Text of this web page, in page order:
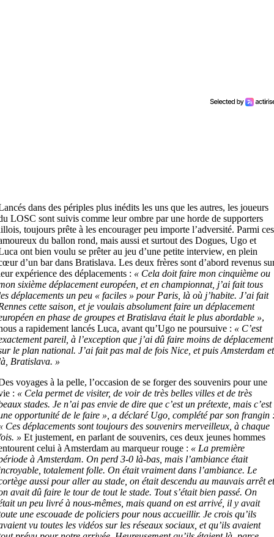
dans des périples plus inédits les uns que les autres, les joueurs
LOSC sont suivis comme leur ombre par une horde de supporters
toujours prête à les encourager peu importe l’adversité. Parmi ces
du ballon rond, mais aussi et surtout des Dogues, Ugo et
ont bien voulu se prêter au jeu d’une petite interview, en plein
d’un bar dans Bratislava. Les deux frères sont d’abord revenus
expérience des déplacements : « Cela doit faire mon cinquième ou
sixième déplacement européen, et en championnat, j’ai fait tous
déplacements un peu « faciles » pour Paris, là où j’habite. J’ai fait
cette saison, et je voulais absolument faire un déplacement
en phase de groupes et Bratislava était le plus abordable »,
a rapidement lancés Luca, avant qu’Ugo ne poursuive : « C’est
pareil, à l’exception que j’ai dû faire moins de déplacement
le plan national. J’ai fait pas mal de fois Nice, et puis Amsterdam et
Bratislava. »
voyages à la pelle, l’occasion de se forger des souvenirs pour une
: « Cela permet de visiter, de voir de très belles villes et de très
stades. Je n’ai pas envie de dire que c’est un prétexte, mais c’est
opportunité de le faire », a déclaré Ugo, complété par son frangin
Ces déplacements sont toujours des souvenirs merveilleux, à chaque
» Et justement, en parlant de souvenirs, ces deux jeunes hommes
celui à Amsterdam au marqueur rouge : « La première
à Amsterdam. On perd 3-0 là-bas, mais l’ambiance était
totalement folle. On était vraiment dans l’ambiance. Le
aussi pour aller au stade, on était descendu au mauvais arrêt
avait dû faire le tour de tout le stade. Tout s’était bien passé. On
un peu livré à nous-mêmes, mais quand on est arrivé, il y avait
une escouade de policiers pour nous accueillir. Je crois qu’ils
vu toutes les vidéos sur les réseaux sociaux, et qu’ils avaient